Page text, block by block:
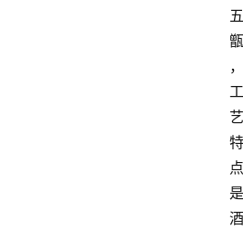
五
甑
，
工
艺
特
点
是
酒